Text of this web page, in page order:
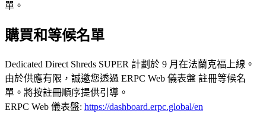
單。
購買和等候名單
Dedicated Direct Shreds SUPER 計劃於 9 月在法蘭克福上線。
由於供應有限，誠邀您透過 ERPC Web 儀表盤 註冊等候名
單。將按註冊順序提供引導。
ERPC Web 儀表盤: https://dashboard.erpc.global/en